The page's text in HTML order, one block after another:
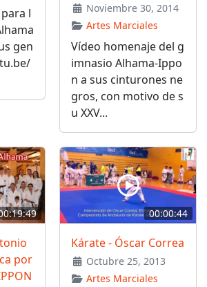
l
gen
Noviembre 30, 2014
Artes Marciales
Vídeo homenaje del g
imnasio Alhama-Ippo
n a sus cinturones ne
gros, con motivo de s
u XXV...
por
00:00:44
Kárate - Óscar Correa
Octubre 25, 2013
Artes Marciales